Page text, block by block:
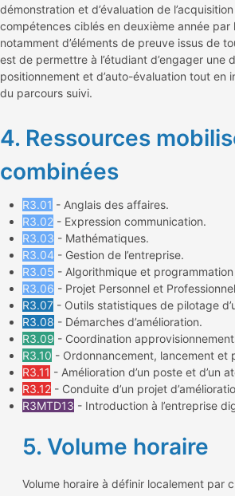
démonstration et d’évaluation de
compétences ciblés en deuxième année par
notamment d’éléments de preuve issus de
est de permettre à l’étudiant d’engager une
positionnement et d’auto-évaluation tout en
du parcours suivi.
4. Ressources
combinées
R3.01 - Anglais des affaires.
R3.02 - Expression communication.
R3.03 - Mathématiques.
R3.04 - Gestion de l’entreprise.
R3.05 - Algorithmique et
R3.06 - Projet Personnel et
R3.07 - Outils statistiques de pilotage
R3.08 - Démarches d’amélioration.
R3.09 - Coordination
R3.10 - Ordonnancement, lancement et
R3.11 - Amélioration d’un poste et d’un
R3.12 - Conduite d’un projet
R3MTD13 - Introduction à l’entreprise
5. Volume horaire
Volume horaire à définir localement par